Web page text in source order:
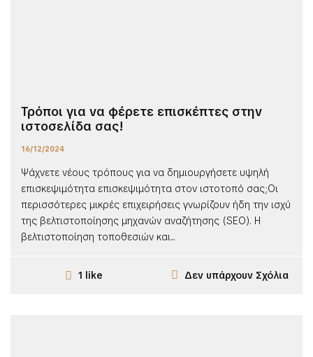
Τρόποι για να φέρετε επισκέπτες στην
ιστοσελίδα σας!
16/12/2024
Ψάχνετε νέους τρόπους για να δημιουργήσετε υψηλή
επισκεψιμότητα επισκεψιμότητα στον ιστοτοπό σας;Οι
περισσότερες μικρές επιχειρήσεις γνωρίζουν ήδη την ισχύ
της βελτιστοποίησης μηχανών αναζήτησης (SEO). Η
βελτιστοποίηση τοποθεσιών και...
1 like Δεν υπάρχουν Σχόλια